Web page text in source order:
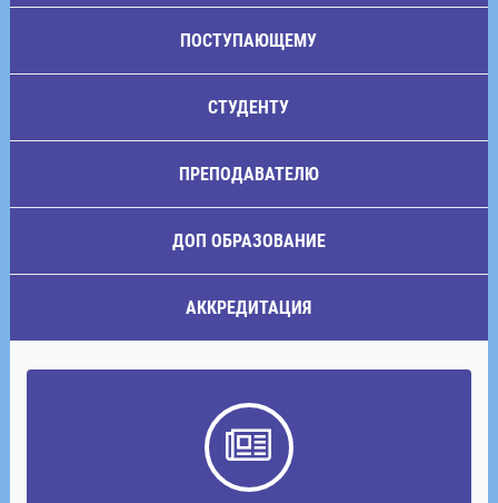
ПОСТУПАЮЩЕМУ
СТУДЕНТУ
ПРЕПОДАВАТЕЛЮ
ДОП ОБРАЗОВАНИЕ
АККРЕДИТАЦИЯ